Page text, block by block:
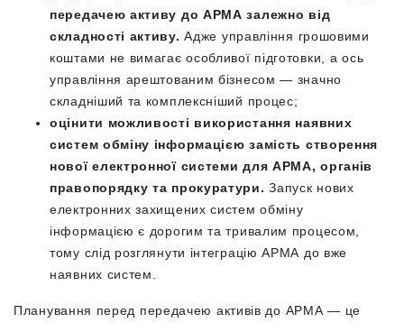
передачею активу до АРМА залежно від
складності активу.Адже управління грошовими
коштами не вимагає особливої підготовки, а ось
управління арештованим бізнесом — значно
складніший та комплексніший процес;
оцінити можливості використання наявних
систем обміну інформацією замість створення
нової електронної системи для АРМА, органів
правопорядку та прокуратури.Запуск нових
електронних захищених систем обміну
інформацією є дорогим та тривалим процесом,
тому слід розглянути інтеграцію АРМА до вже
наявних систем.
Планування перед передачею активів до АРМА — це